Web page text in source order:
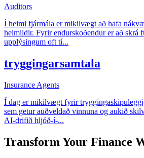
Auditors
Í heimi fjármála er mikilvægt að hafa
heimildir. Fyrir endurskoðendur er að skrá
upplýsingum oft tí...
tryggingarsamtala
Insurance Agents
Í dag er mikilvægt fyrir
sem getur auðveldað vinnuna og aukið
AI-drifið hljóð-í-...
Transform Your Finance